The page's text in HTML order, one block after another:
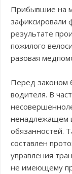
Прибывшие на
зафиксировали
результате
пожилого
разовая
Перед законом
водителя. В
ненадлежащем
обязанностей.
составлен
управления
не имеющему